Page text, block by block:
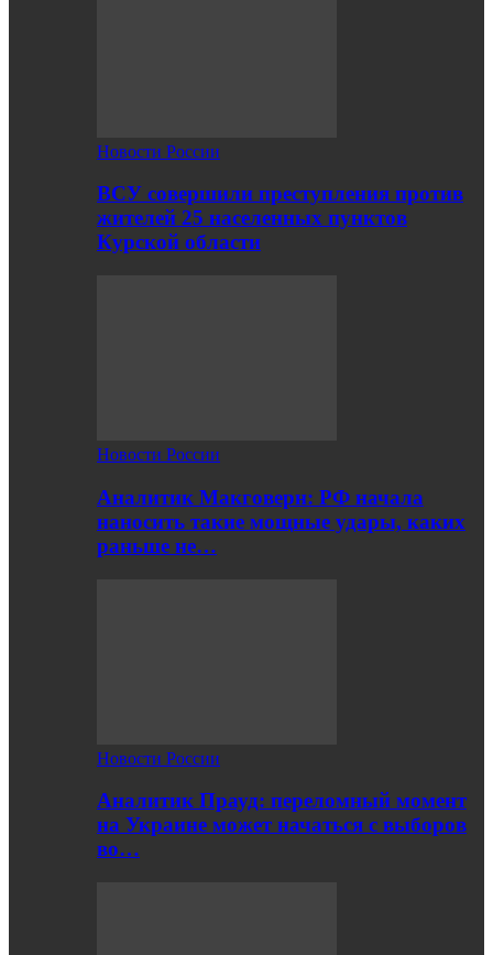
Новости России
ВСУ совершили преступления против
жителей 25 населенных пунктов
Курской области
Новости России
Аналитик Макговерн: РФ начала
наносить такие мощные удары, каких
раньше не…
Новости России
Аналитик Прауд: переломный момент
на Украине может начаться с выборов
во…